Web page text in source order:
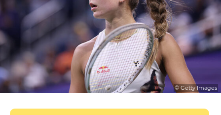
© Getty Images